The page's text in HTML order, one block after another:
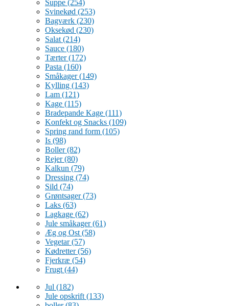
Suppe (254)
Svinekød (253)
Bagværk (230)
Oksekød (230)
Salat (214)
Sauce (180)
Tærter(172)
Pasta (160)
Småkager(149)
Kylling (143)
Lam (121)
Kage (115)
Bradepande Kage (111)
Konfekt og Snacks (109)
Spring rand form (105)
Is (98)
Boller(82)
Rejer(80)
Kalkun (79)
Dressing (74)
Sild (74)
Grøntsager(73)
Laks (63)
Lagkage (62)
Jule småkager(61)
Æg og Ost (58)
Vegetar(57)
Kødretter(56)
Fjerkræ (54)
Frugt (44)
Jul (182)
Jule opskrift (133)